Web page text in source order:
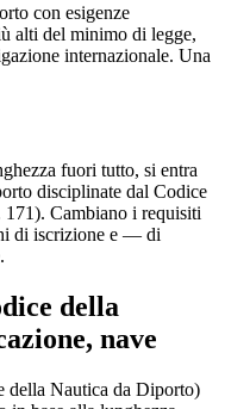
con esigenze
alti del minimo di legge,
internazionale. Una
fuori tutto, si entra
disciplinate dal Codice
Cambiano i requisiti
di iscrizione e — di
della
nave
Nautica da Diporto)